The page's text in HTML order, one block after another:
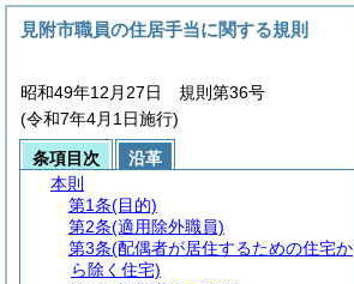
見附市職員の住居手当に関する規則
昭和49年12月27日 規則第36号
(令和7年4月1日施行)
条項目次
沿革
本則
第1条(目的)
第2条(適用除外職員)
第3条(配偶者が居住するための住宅か
ら除く住宅)